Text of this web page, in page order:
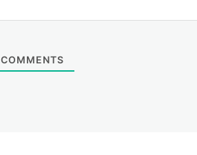
COMMENTS